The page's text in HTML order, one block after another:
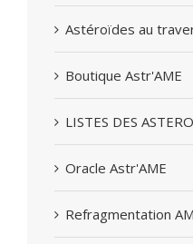
Astéroïdes au
Boutique Astr'AME
LISTES DES
Oracle Astr'AME
Refragmentation